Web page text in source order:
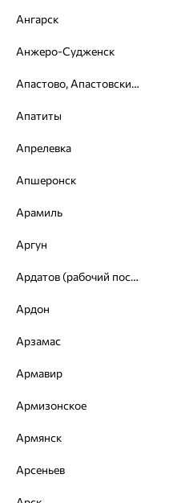
Идеальный комплект
64%
серебро,
3 055
Похожие изделия
Ангарск
Анжеро-Судженск
Апастово, Апастовский район
Апатиты
Апрелевка
Апшеронск
Арамиль
Аргун
Ардатов (рабочий поселок)
Ардон
Арзамас
Армавир
Армизонское
Армянск
Арсеньев